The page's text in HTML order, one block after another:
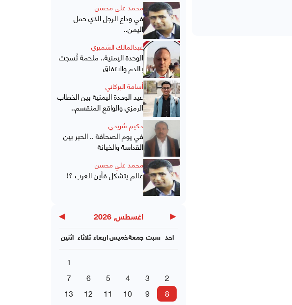
محمد علي محسن
في وداع الرجل الذي حمل
اليمن..
عبدالمالك الشميري
الوحدة اليمنية.. ملحمة نُسجت
بالدم والاتفاق
أسامة البركاني
عيد الوحدة اليمنية بين الخطاب
الرمزي والواقع المنقسم..
حكيم شريحي
في يوم الصحافة .. الحبر بين
القداسة والخيانة
محمد علي محسن
عالم يتشكل فأين العرب ؟!
◀ اغسطس, 2026 ▶
اثنين ثلاثاء اربعاءخميسجمعة سبت احد
1
2
3
4
5
6
7
8
9
10
11
12
13